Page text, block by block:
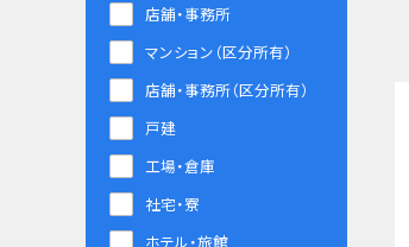
店舗・事務所
マンション（区分所有）
店舗・事務所（区分所有）
戸建
工場・倉庫
社宅・寮
ホテル・旅館